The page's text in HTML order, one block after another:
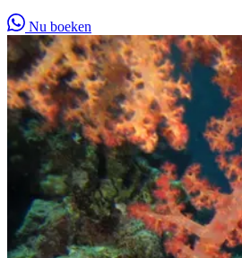
Nu boeken